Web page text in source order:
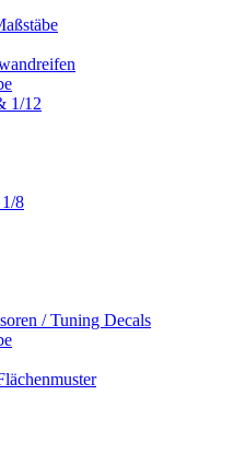
1/12
8
/ Tuning Decals